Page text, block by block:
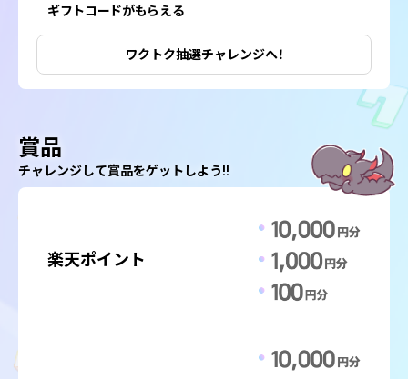
ギフトコードがもらえる
ワクトク抽選チャレンジへ！
賞品
チャレンジして賞品をゲットしよう!!
楽天ポイント